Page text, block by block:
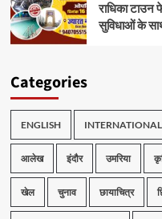
राधिका
सुविधाओं के
Categories
ENGLISH INTERNATIONAL
आलेख इंदौर उमरिया
खेल चुनाव छायाचित्र